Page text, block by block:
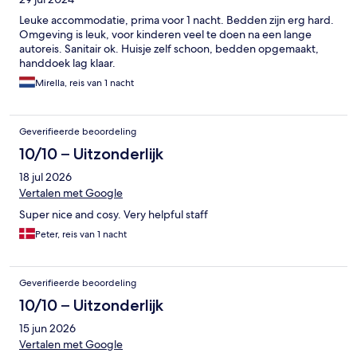
Leuke accommodatie, prima voor 1 nacht. Bedden zijn erg hard.
Omgeving is leuk, voor kinderen veel te doen na een lange
autoreis. Sanitair ok. Huisje zelf schoon, bedden opgemaakt,
handdoek lag klaar.
Mirella, reis van 1 nacht
Geverifieerde beoordeling
10/10 – Uitzonderlijk
18 jul 2026
Vertalen met Google
Super nice and cosy. Very helpful staff
Peter, reis van 1 nacht
Geverifieerde beoordeling
10/10 – Uitzonderlijk
15 jun 2026
Vertalen met Google